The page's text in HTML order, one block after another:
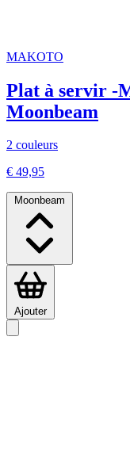
MAKOTO
Plat à servir -
Moonbeam
2 couleurs
€ 49,95
Moonbeam
Ajouter